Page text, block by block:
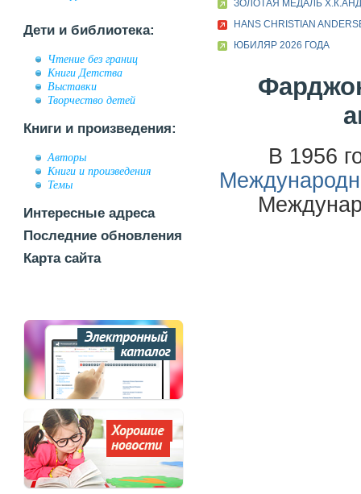
Дети и библиотека:
Чтение без границ
Книги Детства
Выставки
Творчество детей
Книги и произведения:
Авторы
Книги и произведения
Темы
Интересные адреса
Последние обновления
Карта сайта
ЗОЛОТАЯ МЕДАЛЬ
HANS CHRISTIAN
ЮБИЛЯР 2026 ГОДА
В 1956